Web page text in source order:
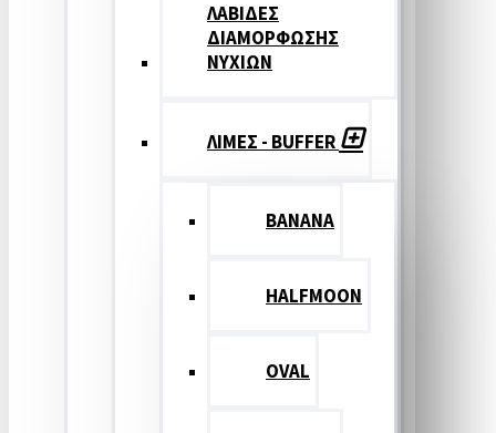
ΛΑΒΙΔΕΣ
ΔΙΑΜΟΡΦΩΣΗΣ
ΝΥΧΙΩΝ
ΛΙΜΕΣ - BUFFER
BANANA
HALFMOON
OVAL